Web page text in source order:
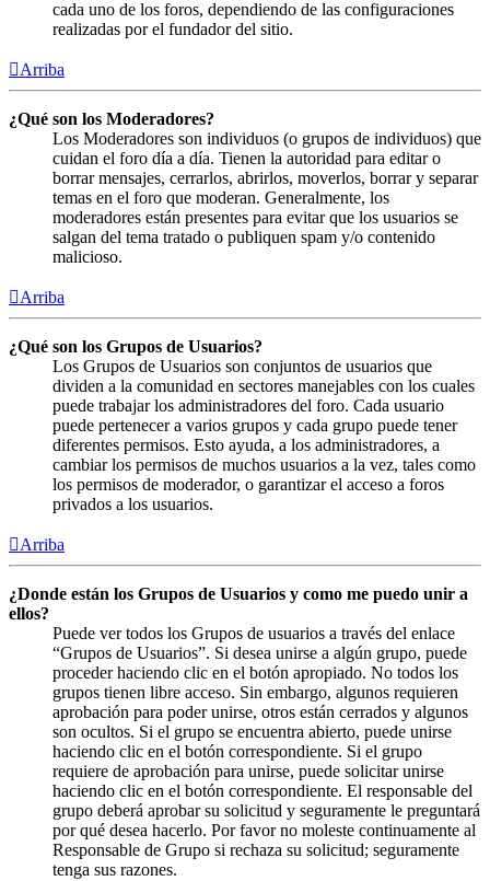
cada uno de los foros, dependiendo de las configuraciones
realizadas por el fundador del sitio.
Arriba
¿Qué son los Moderadores?
Los Moderadores son individuos (o grupos de individuos) que
cuidan el foro día a día. Tienen la autoridad para editar o
borrar mensajes, cerrarlos, abrirlos, moverlos, borrar y separar
temas en el foro que moderan. Generalmente, los
moderadores están presentes para evitar que los usuarios se
salgan del tema tratado o publiquen spam y/o contenido
malicioso.
Arriba
¿Qué son los Grupos de Usuarios?
Los Grupos de Usuarios son conjuntos de usuarios que
dividen a la comunidad en sectores manejables con los cuales
puede trabajar los administradores del foro. Cada usuario
puede pertenecer a varios grupos y cada grupo puede tener
diferentes permisos. Esto ayuda, a los administradores, a
cambiar los permisos de muchos usuarios a la vez, tales como
los permisos de moderador, o garantizar el acceso a foros
privados a los usuarios.
Arriba
¿Donde están los Grupos de Usuarios y como me puedo unir a
ellos?
Puede ver todos los Grupos de usuarios a través del enlace
“Grupos de Usuarios”. Si desea unirse a algún grupo, puede
proceder haciendo clic en el botón apropiado. No todos los
grupos tienen libre acceso. Sin embargo, algunos requieren
aprobación para poder unirse, otros están cerrados y algunos
son ocultos. Si el grupo se encuentra abierto, puede unirse
haciendo clic en el botón correspondiente. Si el grupo
requiere de aprobación para unirse, puede solicitar unirse
haciendo clic en el botón correspondiente. El responsable del
grupo deberá aprobar su solicitud y seguramente le preguntará
por qué desea hacerlo. Por favor no moleste continuamente al
Responsable de Grupo si rechaza su solicitud; seguramente
tenga sus razones.